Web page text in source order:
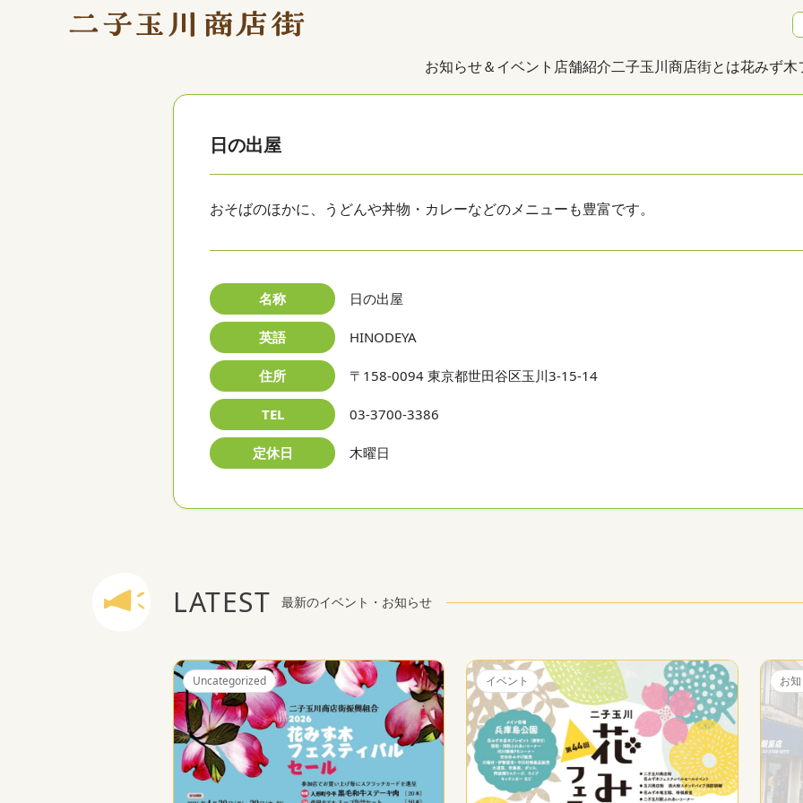
お知らせ＆イベント 店舗紹介二子玉川商店街とは花みず木
日の出屋
おそばのほかに、うどんや丼物・カレーなどのメニューも豊富です。
名称 日の出屋
英語 HINODEYA
住所 〒158-0094 東京都世田谷区玉川3-15-14
TEL 03-3700-3386
定休日 木曜日
LATEST 最新のイベント・お知らせ
Uncategorized イベント お